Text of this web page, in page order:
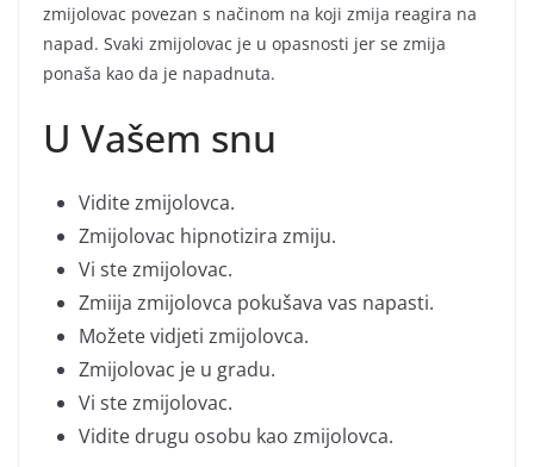
zmijolovac povezan s načinom na koji zmija reagira na
napad. Svaki zmijolovac je u opasnosti jer se zmija
ponaša kao da je napadnuta.
U Vašem snu
Vidite zmijolovca.
Zmijolovac hipnotizira zmiju.
Vi ste zmijolovac.
Zmiija zmijolovca pokušava vas napasti.
Možete vidjeti zmijolovca.
Zmijolovac je u gradu.
Vi ste zmijolovac.
Vidite drugu osobu kao zmijolovca.